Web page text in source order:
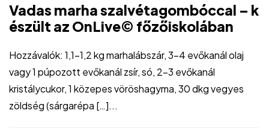
Vadas marha szalvétagombóccal – k
észült az OnLive© főzőiskolában
Hozzávalók: 1,1-1,2 kg marhalábszár, 3-4 evőkanál olaj
vagy 1 púpozott evőkanál zsír, só, 2-3 evőkanál
kristálycukor, 1 közepes vöröshagyma, 30 dkg vegyes
zöldség (sárgarépa […]...